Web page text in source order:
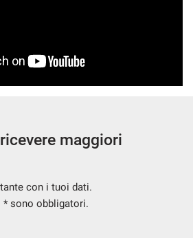
maggiori
con i tuoi dati.
* sono obbligatori.